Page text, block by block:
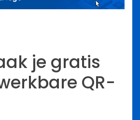
je gratis
QR-